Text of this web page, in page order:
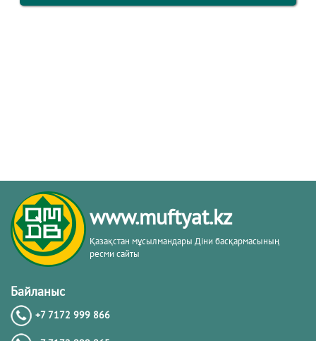
www.muftyat.kz
Қазақстан мұсылмандары Діни басқармасының
ресми сайты
Байланыс
+7 7172 999 866